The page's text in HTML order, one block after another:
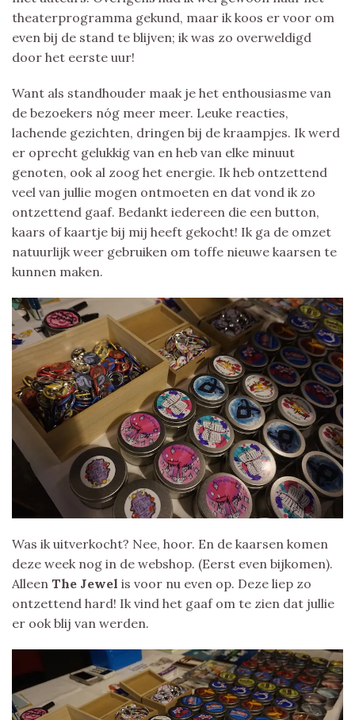
theaterprogramma gekund, maar ik koos er voor om
even bij de stand te blijven; ik was zo overweldigd
door het eerste uur!
Want als standhouder maak je het enthousiasme van
de bezoekers nóg meer meer. Leuke reacties,
lachende gezichten, dringen bij de kraampjes. Ik werd
er oprecht gelukkig van en heb van elke minuut
genoten, ook al zoog het energie. Ik heb ontzettend
veel van jullie mogen ontmoeten en dat vond ik zo
ontzettend gaaf. Bedankt iedereen die een button,
kaars of kaartje bij mij heeft gekocht! Ik ga de omzet
natuurlijk weer gebruiken om toffe nieuwe kaarsen te
kunnen maken.
Was ik uitverkocht? Nee, hoor. En de kaarsen komen
deze week nog in de webshop. (Eerst even bijkomen).
Alleen The Jewel is voor nu even op. Deze liep zo
ontzettend hard! Ik vind het gaaf om te zien dat jullie
er ook blij van werden.